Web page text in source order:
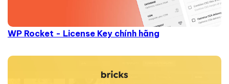
WP Rocket - License Key chính hãng